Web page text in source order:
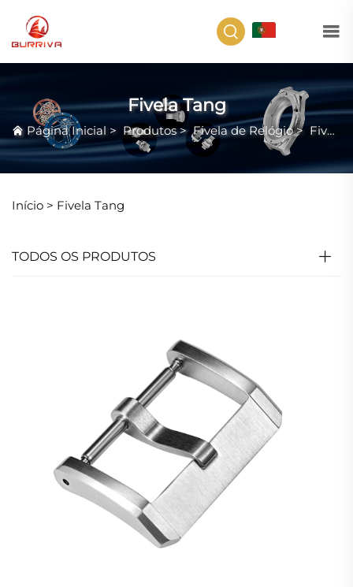
Fivela Tang
Página Inicial > Produtos>Fivela de Relógio> Fivela Tang
Início > Fivela Tang
TODOS OS PRODUTOS